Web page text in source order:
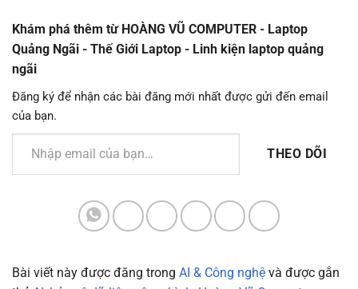
Khám phá thêm từ HOÀNG VŨ COMPUTER - Laptop
Quảng Ngãi - Thế Giới Laptop - Linh kiện laptop quảng
ngãi
Đăng ký để nhận các bài đăng mới nhất được gửi đến email
của bạn.
Nhập email của bạn…
THEO DÕI
Bài viết này được đăng trong AI & Công nghệ và được gắn